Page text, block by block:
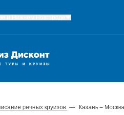
речных круизов — Казань – Москва